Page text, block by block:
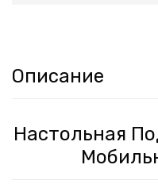
Описание
Настольная